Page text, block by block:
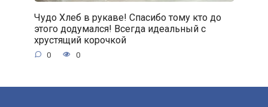
Чудо Хлеб в рукаве! Спасибо тому кто до
этого додумался! Всегда идеальный с
хрустящий корочкой
0 0